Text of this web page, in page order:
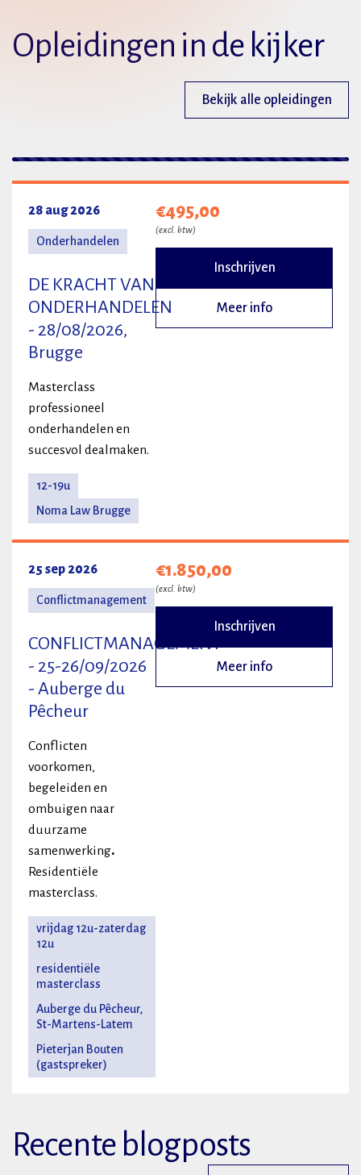
Opleidingen in de kijker
Bekijk alle opleidingen
28 aug 2026
Onderhandelen
DE KRACHT VAN
ONDERHANDELEN
- 28/08/2026,
Brugge
Masterclass
professioneel
onderhandelen en
succesvol dealmaken.
12-19u
Noma Law Brugge
€495,00
(excl. btw)
Inschrijven
Meer info
25 sep 2026
Conflictmanagement
CONFLICTMANAGEMENT
- 25-26/09/2026
- Auberge du
Pêcheur
Conflicten
voorkomen,
begeleiden en
ombuigen naar
duurzame
samenwerking.
Residentiële
masterclass.
vrijdag 12u-zaterdag
12u
residentiële
masterclass
Auberge du Pêcheur,
St-Martens-Latem
Pieterjan Bouten
(gastspreker)
€1.850,00
(excl. btw)
Inschrijven
Meer info
Recente blogposts